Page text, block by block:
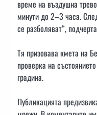
време на въздушна
минути до 2–3 часа.
се разболяват“,
Тя призовава кмета на
проверка на
градина.
Публикацията